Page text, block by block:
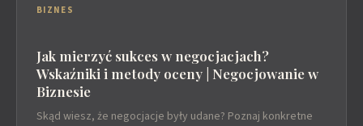
BIZNES
Jak mierzyć sukces w negocjacjach?
Wskaźniki i metody oceny | Negocjowanie w
Biznesie
Skąd wiesz, że negocjacje były udane? Poznaj konkretne